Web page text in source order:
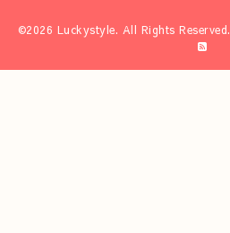
©2026 Luckystyle. All Rights Reserved.